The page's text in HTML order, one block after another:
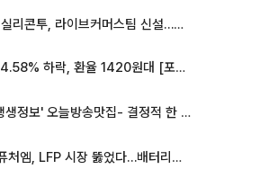
실리콘투, 라이브커머스팀 신설…K뷰티 ‘글로벌 판매망’ 확대[K뷰티 라방戰]
코스피 4.58% 하락, 환율 1420원대 [포토]
'2TV 생생정보' 오늘방송맛집- 결정적 한 수, 3종 메밀면! 메밀 소바 맛집 '의○○○○'
포스코퓨처엠, LFP 시장 뚫었다…배터리사와 대규모 장기 공급 합의